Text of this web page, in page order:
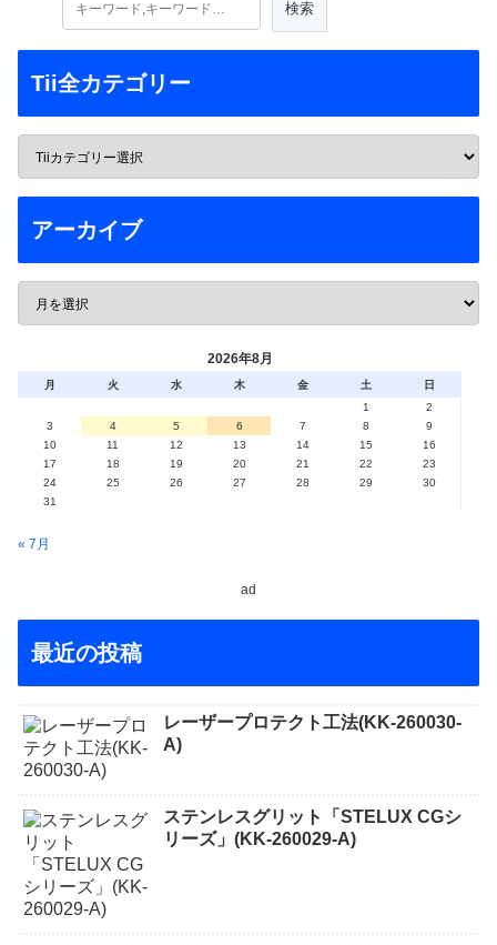
Tii全カテゴリー
アーカイブ
2026年8月
月 火 水 木 金 土
日
1
2
3
4 5 6 7 8
9
10
11 12 13 14 15
16
17
18 19 20 21 22
23
24
25 26 27 28 29
30
31
« 7月
ad
最近の投稿
レーザープロテクト⼯法(KK-260030-
A)
ステンレスグリット「STELUX CGシ
リーズ」(KK-260029-A)